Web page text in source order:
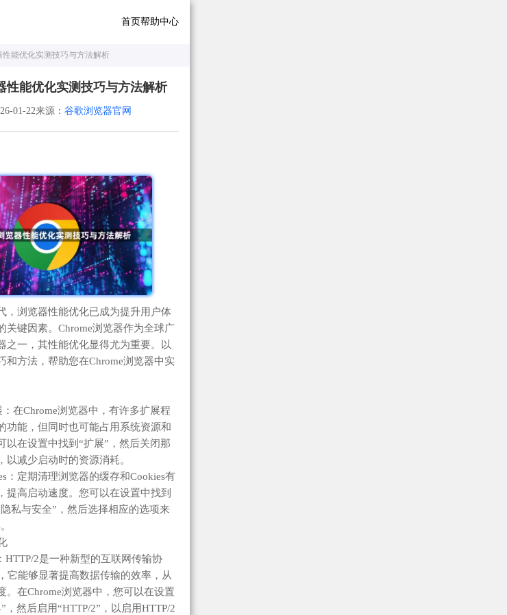
首页帮助中心
性能优化实测技巧与方法解析
性能优化实测技巧与方法解析
01-22来源： 谷歌浏览器官网
，浏览器性能优化已成为提升用户体
关键因素。Chrome浏览器作为全球广
之一，其性能优化显得尤为重要。以
和方法，帮助您在Chrome浏览器中实
在Chrome浏览器中，有许多扩展程
功能，但同时也可能占用系统资源和
以在设置中找到“扩展”，然后关闭那
以减少启动时的资源消耗。
：定期清理浏览器的缓存和Cookies有
提高启动速度。您可以在设置中找到
私与安全”，然后选择相应的选项来
HTTP/2是一种新型的互联网传输协
它能够显著提高数据传输的效率，从
。在Chrome浏览器中，您可以在设置
，然后启用“HTTP/2”，以启用HTTP/2